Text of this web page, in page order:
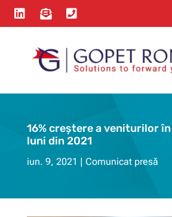
  
16% creștere a veniturilor
luni din 2021
iun. 9, 2021 Comunicat presă